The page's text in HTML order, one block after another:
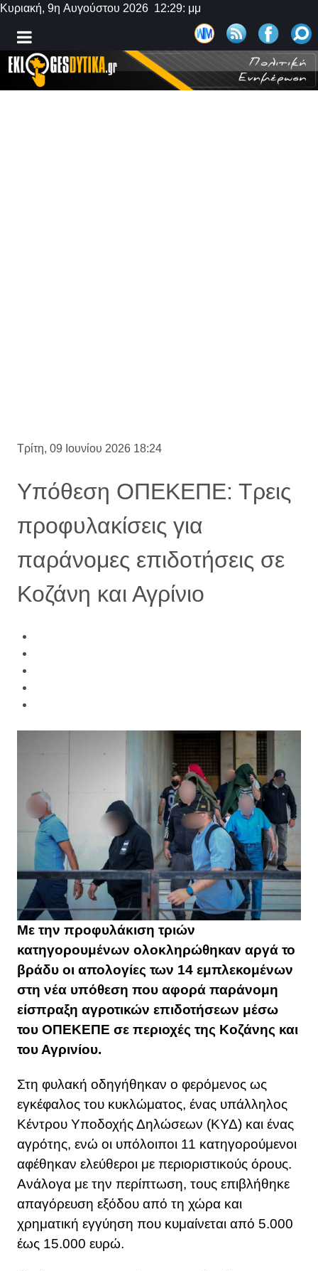
Κυριακή, 9η Αυγούστου 2026 12:29: μμ
Τρίτη, 09 Ιουνίου 2026 18:24
Υπόθεση ΟΠΕΚΕΠΕ: Τρεις
προφυλακίσεις για
παράνομες επιδοτήσεις σε
Κοζάνη και Αγρίνιο
Με την προφυλάκιση τριών
κατηγορουμένων ολοκληρώθηκαν αργά το
βράδυ οι απολογίες των 14 εμπλεκομένων
στη νέα υπόθεση που αφορά παράνομη
είσπραξη αγροτικών επιδοτήσεων μέσω
του ΟΠΕΚΕΠΕ σε περιοχές της Κοζάνης και
του Αγρινίου.
Στη φυλακή οδηγήθηκαν ο φερόμενος ως
εγκέφαλος του κυκλώματος, ένας υπάλληλος
Κέντρου Υποδοχής Δηλώσεων (ΚΥΔ) και ένας
αγρότης, ενώ οι υπόλοιποι 11 κατηγορούμενοι
αφέθηκαν ελεύθεροι με περιοριστικούς όρους.
Ανάλογα με την περίπτωση, τους επιβλήθηκε
απαγόρευση εξόδου από τη χώρα και
χρηματική εγγύηση που κυμαίνεται από 5.000
έως 15.000 ευρώ.